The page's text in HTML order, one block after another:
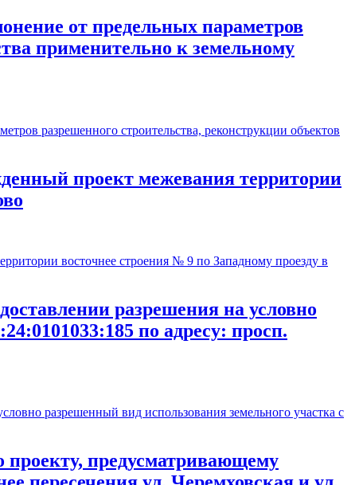
от предельных параметров
применительно к земельному
разрешенного строительства, реконструкции объектов
проект межевания территории
восточнее строения № 9 по Западному проезду в
разрешения на условно
по адресу: просп.
разрешенный вид использования земельного участка с
предусматривающему